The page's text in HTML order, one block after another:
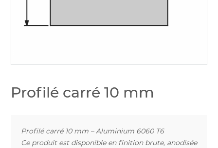
Profilé carré 10 mm
Profilé carré 10 mm – Aluminium 6060 T6
Ce produit est disponible en finition brute, anodisée